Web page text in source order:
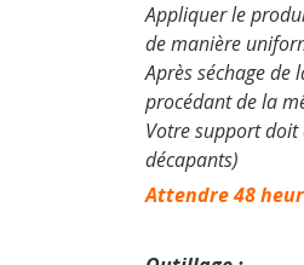
Appliquer le
de manière
Après séchage de
procédant de la
Votre support doit
décapants)
Attendre 48